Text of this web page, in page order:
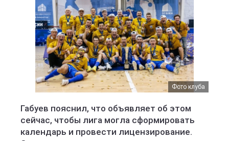
Фото клуба
Габуев пояснил, что объявляет об этом
сейчас, чтобы лига могла сформировать
календарь и провести лицензирование.